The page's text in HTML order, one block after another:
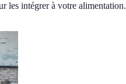
les intégrer à votre alimentation.